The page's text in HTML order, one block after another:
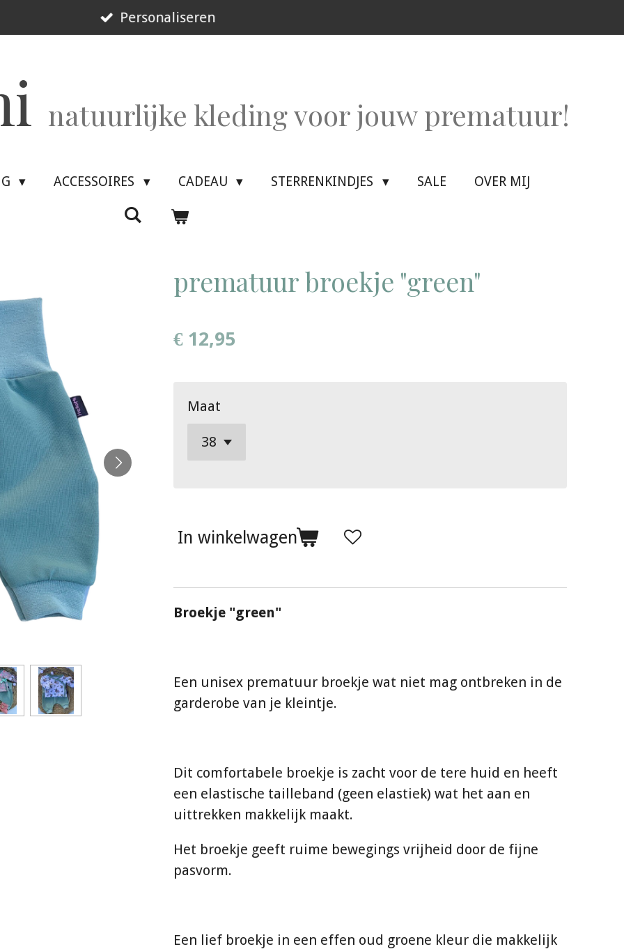
Personaliseren
natuurlijke kleding voor jouw prematuur!
ACCESSOIRES CADEAU STERRENKINDJES SALE OVER MIJ
prematuur broekje "green"
€ 12,95
Maat
In winkelwagen
Broekje "green"
Een unisex prematuur broekje wat niet mag ontbreken in de
garderobe van je kleintje.
Dit comfortabele broekje is zacht voor de tere huid en heeft
een elastische tailleband (geen elastiek) wat het aan en
uittrekken makkelijk maakt.
Het broekje geeft ruime bewegings vrijheid door de fijne
pasvorm.
Een lief broekje in een effen oud groene kleur die makkelijk